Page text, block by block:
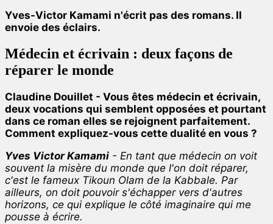
Yves-Victor Kamami n'écrit pas des romans. Il
envoie des éclairs.
Médecin et écrivain : deux façons de
réparer le monde
Claudine Douillet - Vous êtes médecin et écrivain,
deux vocations qui semblent opposées et pourtant
dans ce roman elles se rejoignent parfaitement.
Comment expliquez-vous cette dualité en vous ?
Yves Victor Kamami - En tant que médecin on voit
souvent la misère du monde que l'on doit réparer,
c'est le fameux Tikoun Olam de la Kabbale. Par
ailleurs, on doit pouvoir s'échapper vers d'autres
horizons, ce qui explique le côté imaginaire qui me
pousse à écrire.